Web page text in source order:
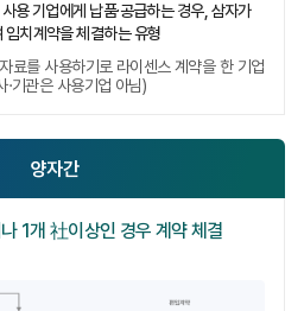
용 기업에게 납품·공급하는 경우, 삼자가
임치계약을 체결하는 유형
료를 사용하기로 라이센스 계약을 한 기업
·기관은 사용기업 아님)
양자간
1개 社이상인 경우 계약 체결